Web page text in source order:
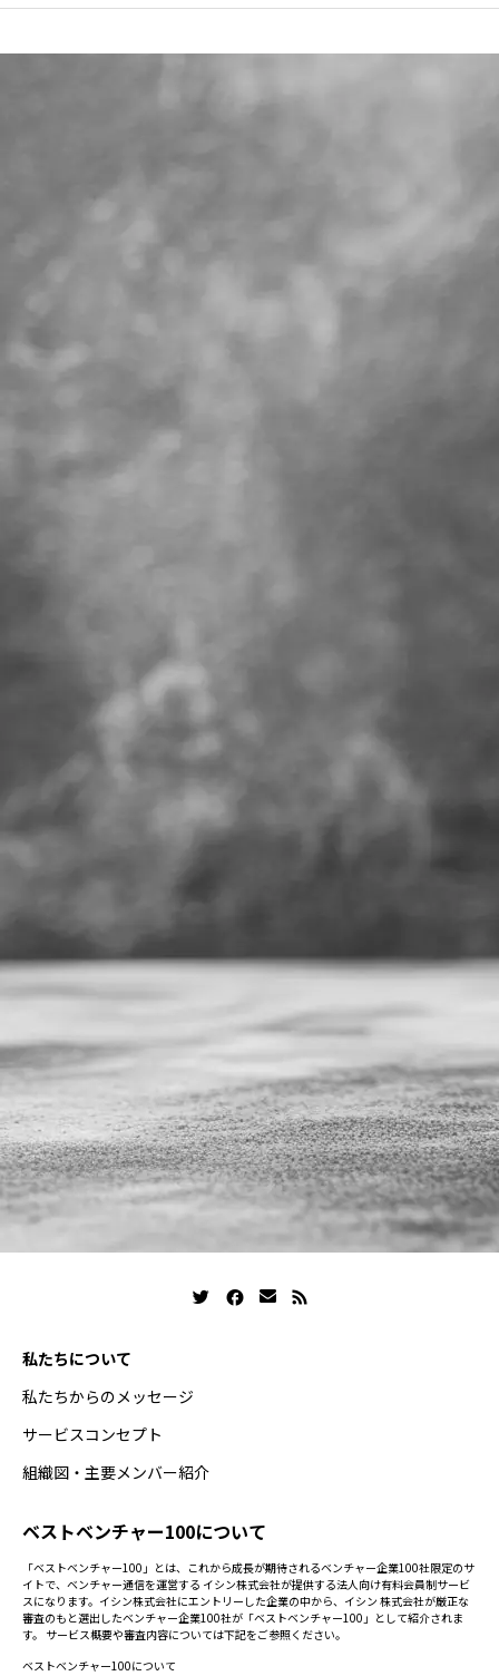
私たちについて
私たちからのメッセージ
サービスコンセプト
組織図・主要メンバー紹介
ベストベンチャー100について
「ベストベンチャー100」とは、これから成長が期待されるベンチャー企業100社限定のサ
イトで、ベンチャー通信を運営する イシン株式会社が提供する法人向け有料会員制サービ
スになります。イシン株式会社にエントリーした企業の中から、イシン 株式会社が厳正な
審査のもと選出したベンチャー企業100社が「ベストベンチャー100」として紹介されま
す。 サービス概要や審査内容については下記をご参照ください。
ベストベンチャー100について